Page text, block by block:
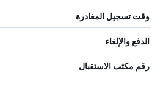
وقت تسجيل المغادرة
الدفع والإلغاء
رقم مكتب الاستقبال